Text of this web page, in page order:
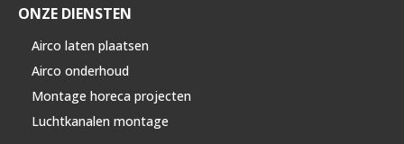
ONZE DIENSTEN
Airco laten plaatsen
Airco onderhoud
Montage horeca projecten
Luchtkanalen montage